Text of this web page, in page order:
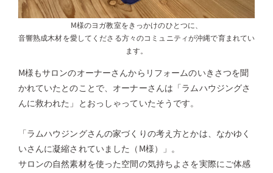
M様のヨガ教室をきっかけのひとつに、
音響熟成木材を愛してくださる方々のコミュニティが沖縄で育まれてい
ます。
M様もサロンのオーナーさんからリフォームのいきさつを聞
かれていたとのことで、オーナーさんは「ラムハウジングさ
んに救われた」とおっしゃっていたそうです。
「ラムハウジングさんの家づくりの考え方とかは、なかゆく
いさんに凝縮されていました（M様）」。
サロンの自然素材を使った空間の気持ちよさを実際にご体感